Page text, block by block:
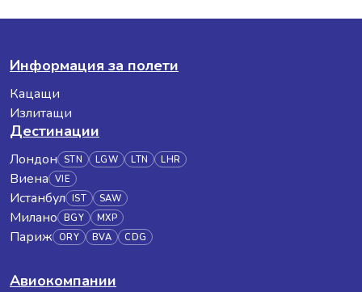
Информация за полети
Кацащи
Излитащи
Дестинации
Лондон STN LGW LTN LHR
Виена VIE
Истанбул IST SAW
Милано BGY MXP
Париж ORY BVA CDG
Авиокомпании